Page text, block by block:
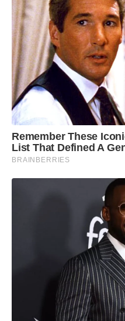
Remember These
List That Defined A
BRAINBERRIES